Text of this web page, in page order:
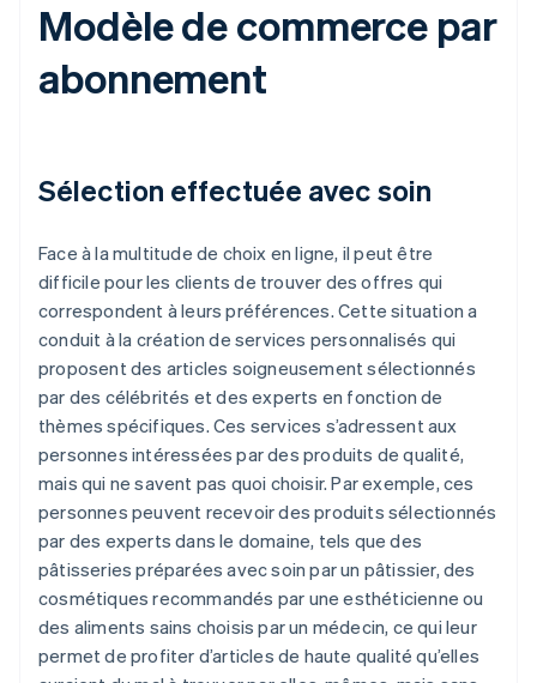
Modèle de commerce par
abonnement
Sélection effectuée avec soin
Face à la multitude de choix en ligne, il peut être
difficile pour les clients de trouver des offres qui
correspondent à leurs préférences. Cette situation a
conduit à la création de services personnalisés qui
proposent des articles soigneusement sélectionnés
par des célébrités et des experts en fonction de
thèmes spécifiques. Ces services s’adressent aux
personnes intéressées par des produits de qualité,
mais qui ne savent pas quoi choisir. Par exemple, ces
personnes peuvent recevoir des produits sélectionnés
par des experts dans le domaine, tels que des
pâtisseries préparées avec soin par un pâtissier, des
cosmétiques recommandés par une esthéticienne ou
des aliments sains choisis par un médecin, ce qui leur
permet de profiter d’articles de haute qualité qu’elles